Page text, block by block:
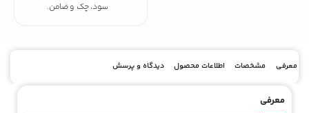
سود، چک و ضامن.
معرفی مشخصات اطلاعات محصول دیدگاه و پرسش
معرفی